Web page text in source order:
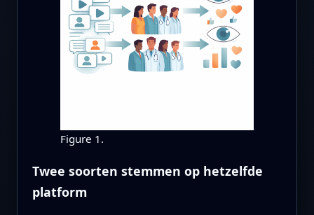
Figure 1.
Twee soorten stemmen op hetzelfde
platform